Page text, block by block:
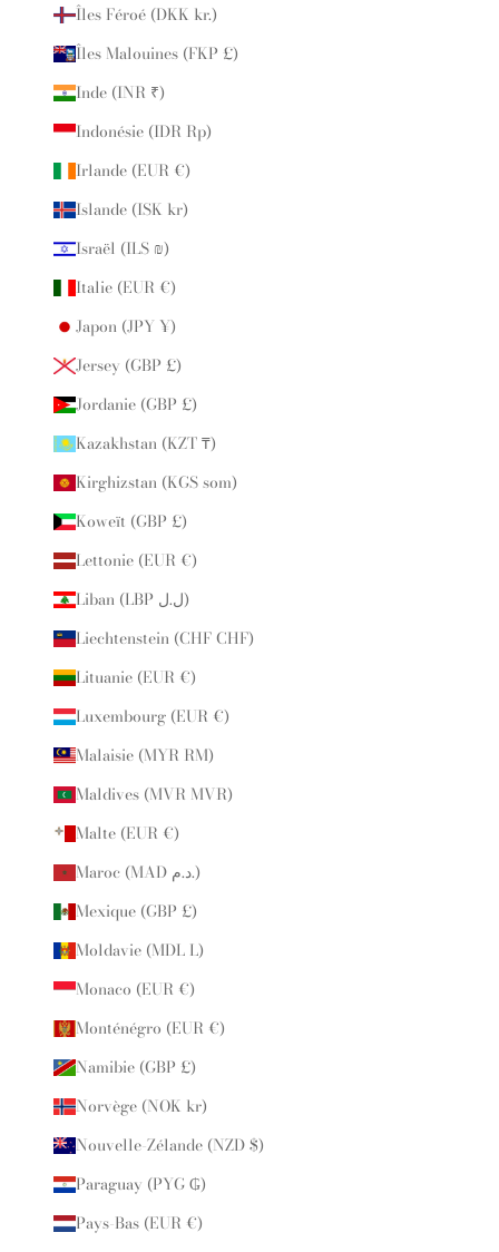
Îles Féroé (DKK kr.)
Îles Malouines (FKP £)
Inde (INR ₹)
Indonésie (IDR Rp)
Irlande (EUR €)
Islande (ISK kr)
Israël (ILS ₪)
Italie (EUR €)
Japon (JPY ¥)
Jersey (GBP £)
Jordanie (GBP £)
Kazakhstan (KZT ₸)
Kirghizstan (KGS som)
Koweït (GBP £)
Lettonie (EUR €)
Liban (LBP ل.ل)
Liechtenstein (CHF CHF)
Lituanie (EUR €)
Luxembourg (EUR €)
Malaisie (MYR RM)
Maldives (MVR MVR)
Malte (EUR €)
Maroc (MAD د.م.)
Mexique (GBP £)
Moldavie (MDL L)
Monaco (EUR €)
Monténégro (EUR €)
Namibie (GBP £)
Norvège (NOK kr)
Nouvelle-Zélande (NZD $)
Paraguay (PYG ₲)
Pays-Bas (EUR €)